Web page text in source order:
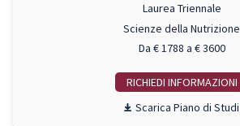
Laurea Triennale
Scienze della Nutrizione
Da € 1788 a € 3600
RICHIEDI INFO
Piano di Studi